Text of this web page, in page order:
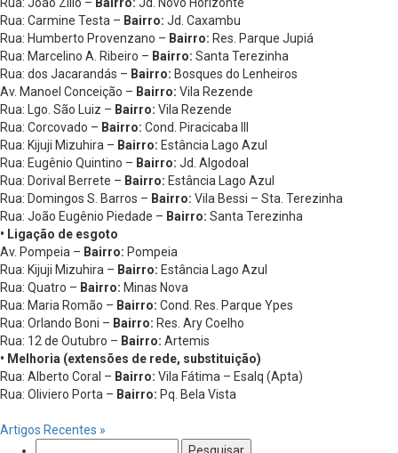
Rua: Carmine Testa – Bairro: Jd. Caxambu
Rua: Humberto Provenzano – Bairro: Res. Parque Jupiá
Rua: Marcelino A. Ribeiro – Bairro: Santa Terezinha
Rua: dos Jacarandás – Bairro: Bosques do Lenheiros
Av. Manoel Conceição – Bairro: Vila Rezende
Rua: Lgo. São Luiz – Bairro: Vila Rezende
Rua: Corcovado – Bairro: Cond. Piracicaba III
Rua: Kijuji Mizuhira – Bairro: Estância Lago Azul
Rua: Eugênio Quintino – Bairro: Jd. Algodoal
Rua: Dorival Berrete – Bairro: Estância Lago Azul
Rua: Domingos S. Barros – Bairro: Vila Bessi – Sta. Terezinha
Rua: João Eugênio Piedade – Bairro: Santa Terezinha
• Ligação de esgoto
Av. Pompeia – Bairro: Pompeia
Rua: Kijuji Mizuhira – Bairro: Estância Lago Azul
Rua: Quatro – Bairro: Minas Nova
Rua: Maria Romão – Bairro: Cond. Res. Parque Ypes
Rua: Orlando Boni – Bairro: Res. Ary Coelho
Rua: 12 de Outubro – Bairro: Artemis
• Melhoria (extensões de rede, substituição)
Rua: Alberto Coral – Bairro: Vila Fátima – Esalq (Apta)
Rua: Oliviero Porta – Bairro: Pq. Bela Vista
Artigos Recentes »